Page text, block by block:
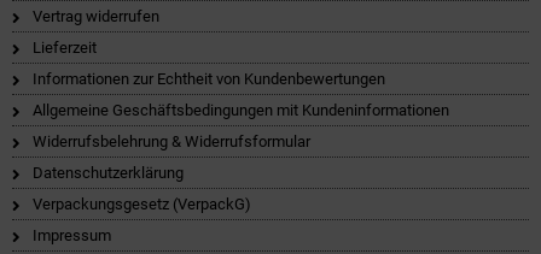
Vertrag widerrufen
Lieferzeit
Informationen zur Echtheit von Kundenbewertungen
Allgemeine Geschäftsbedingungen mit Kundeninformationen
Widerrufsbelehrung & Widerrufsformular
Datenschutzerklärung
Verpackungsgesetz (VerpackG)
Impressum